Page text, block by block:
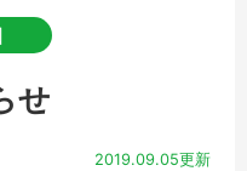
せ
2019.09.05更新